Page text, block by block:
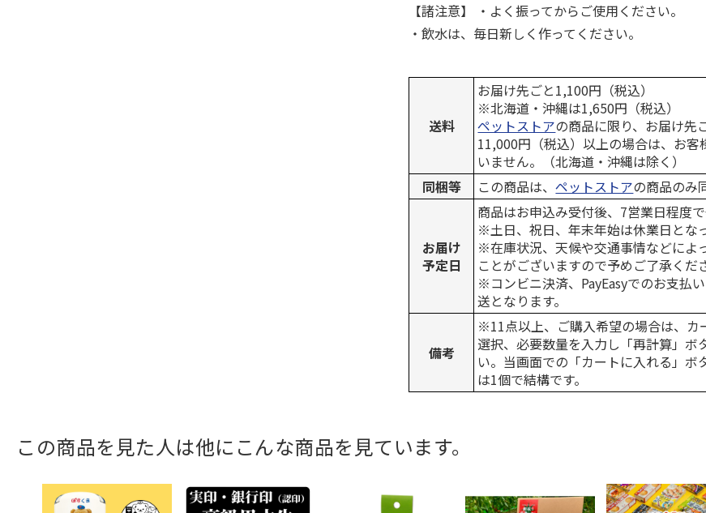
【諸注意】 ・よく振ってからご使用ください。
・飲水は、毎日新しく作ってください。
送料
お届け先ごと1,100円（税込）
※北海道・沖縄は1,650円（税込）
ペットストアの商品に限り、お届け先
11,000円（税込）以上の場合は、お客
いません。（北海道・沖縄は除く）
同梱等
この商品は、ペットストアの商品のみ
お届け
予定日
商品はお申込み受付後、7営業日程度で
※土日、祝日、年末年始は休業日とな
※在庫状況、天候や交通事情などによ
ことがございますので予めご了承くだ
※コンビニ決済、PayEasyでのお支払
送となります。
備考
※11点以上、ご購入希望の場合は、カ
選択、必要数量を入力し「再計算」ボ
い。当画面での「カートに入れる」ボ
は1個で結構です。
この商品を見た人は他にこんな商品を見ています。